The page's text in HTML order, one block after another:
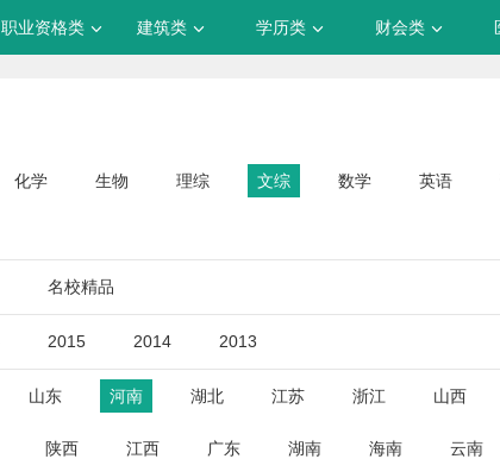
职业资格类 建筑类 学历类 财会类
化学 生物 理综 文综 数学 英语
名校精品
2015 2014 2013
山东 河南 湖北 江苏 浙江 山西
陕西 江西 广东 湖南 海南 云南